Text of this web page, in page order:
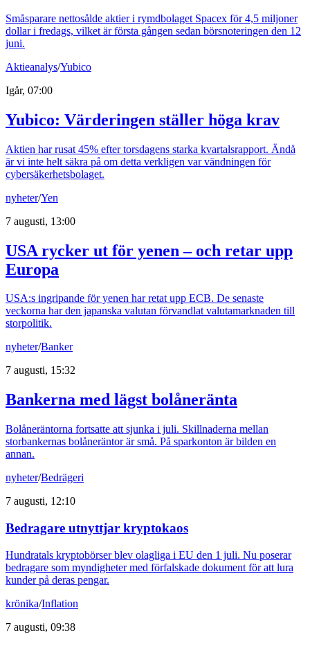
Småsparare nettosålde aktier i rymdbolaget Spacex för 4,5 miljoner
dollar i fredags, vilket är första gången sedan börsnoteringen den 12
juni.
Aktieanalys/Yubico
Igår, 07:00
Yubico: Värderingen ställer höga krav
Aktien har rusat 45% efter torsdagens starka kvartalsrapport. Ändå
är vi inte helt säkra på om detta verkligen var vändningen för
cybersäkerhetsbolaget.
nyheter/Yen
7 augusti, 13:00
USA rycker ut för yenen – och retar upp
Europa
USA:s ingripande för yenen har retat upp ECB. De senaste
veckorna har den japanska valutan förvandlat valutamarknaden till
storpolitik.
nyheter/Banker
7 augusti, 15:32
Bankerna med lägst bolåneränta
Bolåneräntorna fortsatte att sjunka i juli. Skillnaderna mellan
storbankernas bolåneräntor är små. På sparkonton är bilden en
annan.
nyheter/Bedrägeri
7 augusti, 12:10
Bedragare utnyttjar kryptokaos
Hundratals kryptobörser blev olagliga i EU den 1 juli. Nu poserar
bedragare som myndigheter med förfalskade dokument för att lura
kunder på deras pengar.
krönika/Inflation
7 augusti, 09:38